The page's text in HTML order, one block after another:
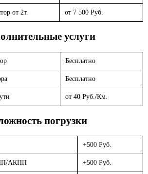
от 2т. от 7 500 Руб.
услуги
Бесплатно
Бесплатно
от 40 Руб./Км.
погрузки
+500 Руб.
АКПП +500 Руб.